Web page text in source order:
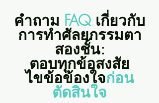
คำถาม FAQ เกี่ยวกับ
การทำศัลยกรรมตา
สองชั้น:
ตอบทุกข้อสงสัย
ไขข้อข้องใจก่อน
ตัดสินใจ